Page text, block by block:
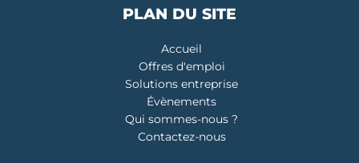
PLAN DU SITE
Accueil
Offres d'emploi
Solutions entreprise
Évènements
Qui sommes-nous ?
Contactez-nous